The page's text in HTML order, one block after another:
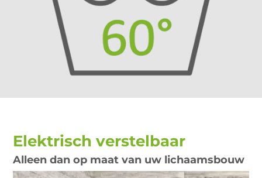
Elektrisch verstelbaar
Alleen dan op maat van uw lichaamsbouw